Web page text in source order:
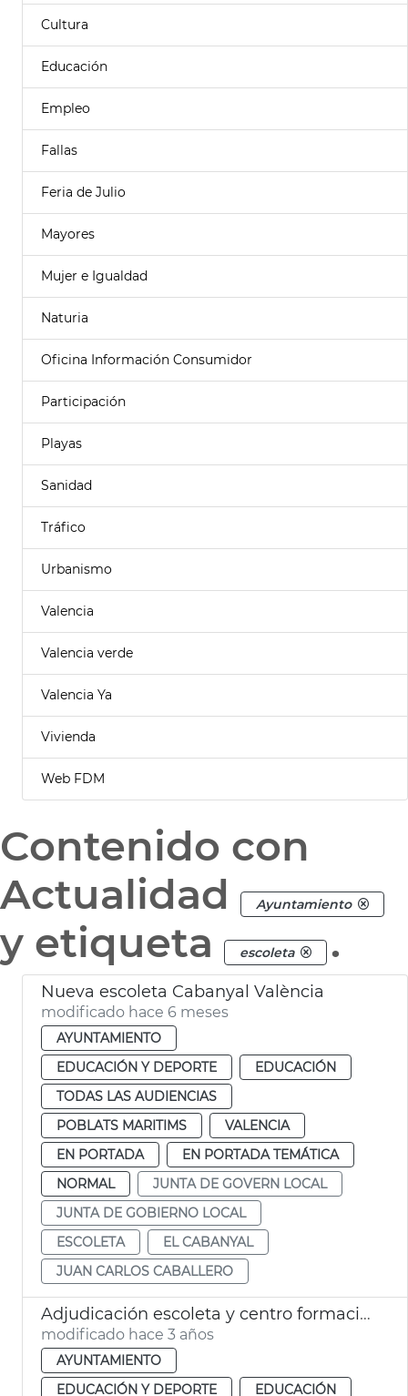
Cultura
Educación
Empleo
Fallas
Feria de Julio
Mayores
Mujer e Igualdad
Naturia
Oficina Información Consumidor
Participación
Playas
Sanidad
Tráfico
Urbanismo
Valencia
Valencia verde
Valencia Ya
Vivienda
Web FDM
Contenido con
Actualidad
Ayuntamiento
y etiqueta escoleta .
Nueva escoleta Cabanyal València
modificado hace 6 meses
AYUNTAMIENTO
EDUCACIÓN Y DEPORTE
EDUCACIÓN
TODAS LAS AUDIENCIAS
POBLATS MARITIMS
VALENCIA
EN PORTADA
EN PORTADA TEMÁTICA
NORMAL
JUNTA DE GOVERN LOCAL
JUNTA DE GOBIERNO LOCAL
ESCOLETA
EL CABANYAL
JUAN CARLOS CABALLERO
Adjudicación escoleta y centro formación Cabanyal
modificado hace 3 años
AYUNTAMIENTO
EDUCACIÓN Y DEPORTE
EDUCACIÓN